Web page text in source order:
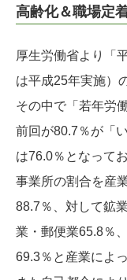
高齢化＆職場定
厚生労働省より「
は平成25年実施）
その中で「若年労
前回が80.7％が「
は76.0％となって
事業所の割合を産
88.7％、対して鉱
業・郵便業65.8％
69.3％と産業によ